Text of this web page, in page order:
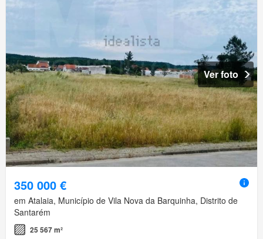
Ver foto
350 000 €
em Atalaia, Município de Vila Nova da Barquinha, Distrito de
Santarém
25 567 m²